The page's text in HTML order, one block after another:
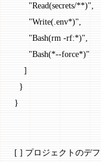
      "Read(secrets/**)"
,
      "Write(.env*)"
,
      "Bash(rm -rf:*)"
,
      "Bash(*--force*)"
    ]
  }
}
[ ] プロジェクトのデ